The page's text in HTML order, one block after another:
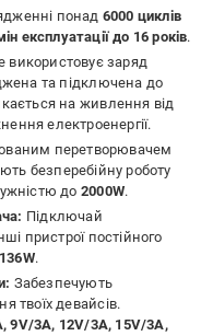
понад 6000 циклів
експлуатації до 16 років.
використовує заряд
та підключена до
на живлення від
електроенергії.
перетворювачем
безперебійну роботу
до 2000W.
Підключай
пристрої постійного
136W.
Забезпечують
твоїх девайсів.
9V/3А, 12V/3A, 15V/3А,